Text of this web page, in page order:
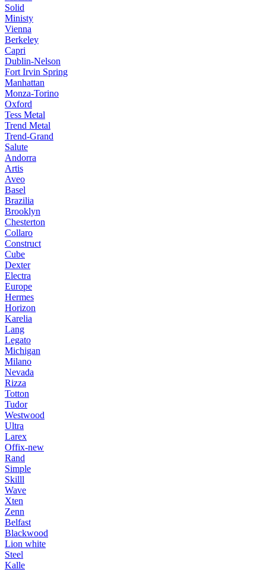
Solid
Ministy
Vienna
Berkeley
Capri
Dublin-Nelson
Fort Irvin Spring
Manhattan
Monza-Torino
Oxford
Tess Metal
Trend Metal
Trend-Grand
Salute
Andorra
Artis
Aveo
Basel
Brazilia
Brooklyn
Chesterton
Collaro
Construct
Cube
Dexter
Electra
Europe
Hermes
Horizon
Karelia
Lang
Legato
Michigan
Milano
Nevada
Rizza
Totton
Tudor
Westwood
Ultra
Larex
Offix-new
Rand
Simple
Skilll
Wave
Xten
Zenn
Belfast
Blackwood
Lion white
Steel
Kalle